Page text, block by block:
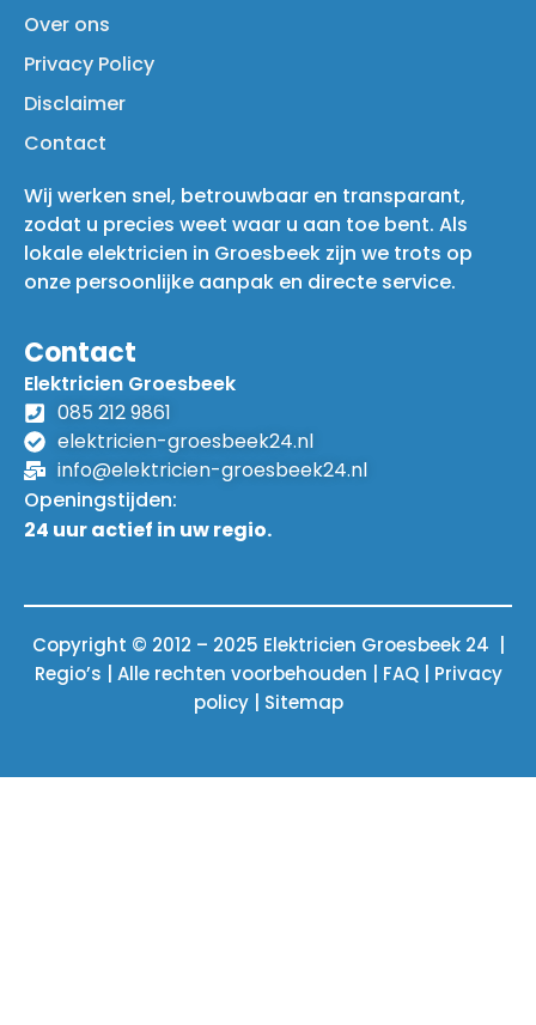
Over ons
Privacy Policy
Disclaimer
Contact
Wij werken snel, betrouwbaar en transparant,
zodat u precies weet waar u aan toe bent. Als
lokale elektricien in Groesbeek zijn we trots op
onze persoonlijke aanpak en directe service.
Contact
Elektricien Groesbeek
085 212 9861
elektricien-groesbeek24.nl
info@elektricien-groesbeek24.nl
Openingstijden:
24 uur actief in uw regio.
Copyright © 2012 – 2025 Elektricien Groesbeek 24 |
Regio’s | Alle rechten voorbehouden | FAQ| Privacy
policy| Sitemap